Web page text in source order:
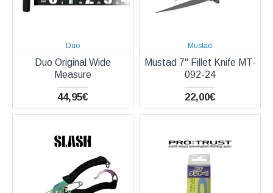
Duo
Duo Original Wide
Measure
44,95€
Mustad
Mustad 7" Fillet Knife MT-
092-24
22,00€